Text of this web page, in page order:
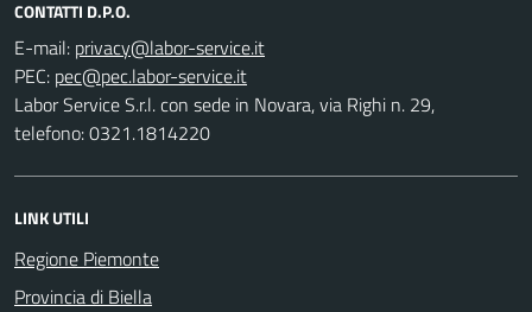
CONTATTI D.P.O.
E-mail:
PEC:
Labor Service S.r.l. con sede in Novara, via Righi n. 29,
telefono: 0321.1814220
LINK UTILI
Regione Piemonte
Provincia di Biella